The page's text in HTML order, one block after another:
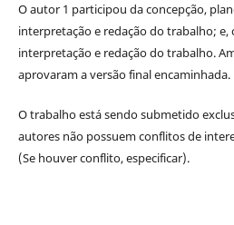
O autor 1 participou da concepção,
interpretação e redação do trabalho;
interpretação e redação do trabalho.
aprovaram a versão final encaminhada.
O trabalho está sendo submetido
autores não possuem conflitos de
(Se houver conflito, especificar).